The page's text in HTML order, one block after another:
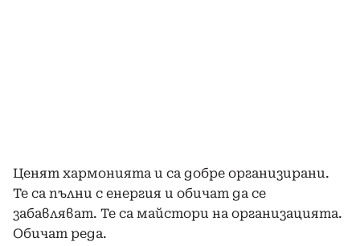
Ценят хармонията и са добре организирани.
Те са пълни с енергия и обичат да се
забавляват. Те са майстори на организацията.
Обичат реда.